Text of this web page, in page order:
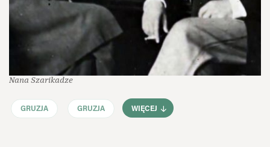
Nana Szarikadze
GRUZJA GRUZJA WIĘCEJ